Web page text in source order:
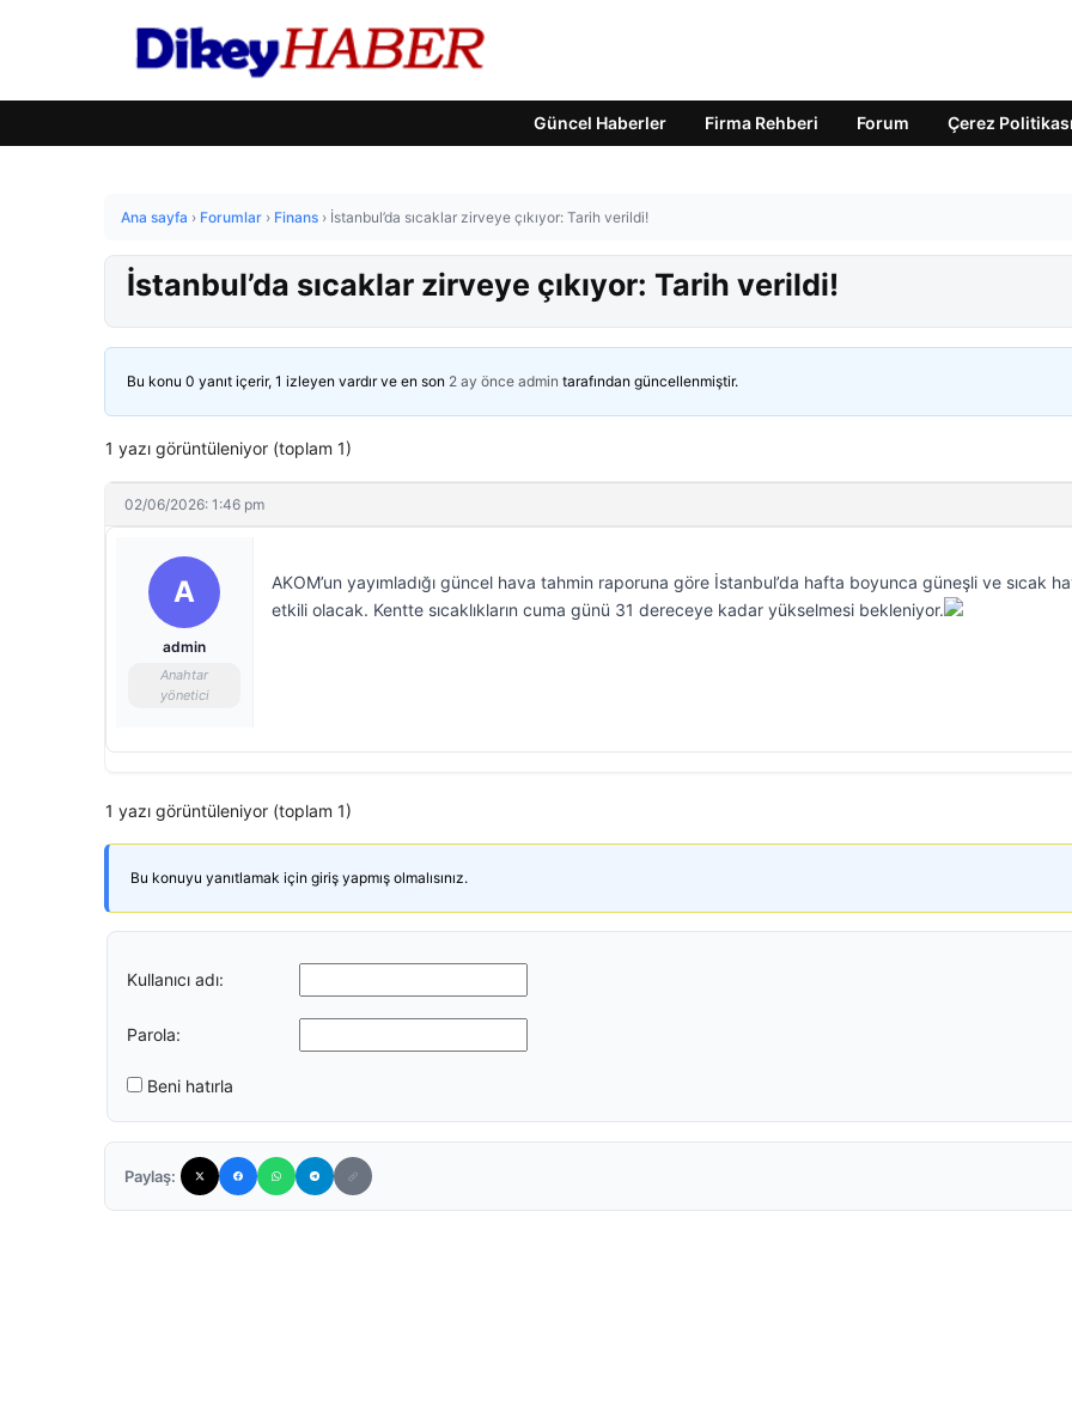
Güncel Haberler Firma Rehberi Forum Çerez Politikası
Ana sayfa › Forumlar › Finans › İstanbul’da sıcaklar zirveye çıkıyor: Tarih verildi!
İstanbul’da sıcaklar zirveye çıkıyor: Tarih verildi!
Bu konu 0 yanıt içerir, 1 izleyen vardır ve en son 2 ay önce admin tarafından güncellenmiştir.
1 yazı görüntüleniyor (toplam 1)
02/06/2026: 1:46 pm
A
admin
Anahtar
yönetici
AKOM’un yayımladığı güncel hava tahmin raporuna göre İstanbul’da hafta boyunca güneşli ve sıcak
etkili olacak. Kentte sıcaklıkların cuma günü 31 dereceye kadar yükselmesi bekleniyor.
1 yazı görüntüleniyor (toplam 1)
Bu konuyu yanıtlamak için giriş yapmış olmalısınız.
Kullanıcı adı:
Parola:
Beni hatırla
Paylaş: